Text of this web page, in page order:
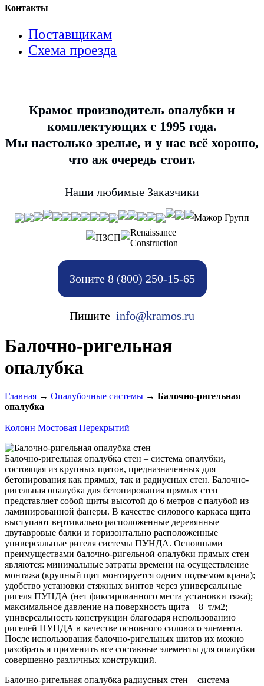
Контакты
Поставщикам
Схема проезда
Крамос производитель опалубки и
комплектующих с 1995 года.
Мы настолько зрелые, и у нас всё хорошо,
что аж очередь стоит.
Наши любимые Заказчики
Мажор Групп
ПЗСП
Renaissance
Construction
Зоните 8 (800) 250-15-65
Пишите info@kramos.ru
Балочно-ригельная
опалубка
Главная → Опалубочные системы → Балочно-ригельная
опалубка
Колонн Мостовая Перекрытий
Балочно-ригельная опалубка стен – система опалубки,
состоящая из крупных щитов, предназначенных для
бетонирования как прямых, так и радиусных стен. Балочно-
ригельная опалубка для бетонирования прямых стен
представляет собой щиты высотой до 6 метров с палубой из
ламинированной фанеры. В качестве силового каркаса щита
выступают вертикально расположенные деревянные
двутавровые балки и горизонтально расположенные
универсальные ригеля системы ПУНДА. Основными
преимуществами балочно-ригельной опалубки прямых стен
являются: минимальные затраты времени на осуществление
монтажа (крупный щит монтируется одним подъемом крана);
удобство установки стяжных винтов через универсальные
ригеля ПУНДА (нет фиксированного места установки тяжа);
максимальное давление на поверхность щита – 8_т/м2;
универсальность конструкции благодаря использованию
ригелей ПУНДА в качестве основного силового элемента.
После использования балочно-ригельных щитов их можно
разобрать и применить все составные элементы для опалубки
совершенно различных конструкций.
Балочно-ригельная опалубка радиусных стен – система